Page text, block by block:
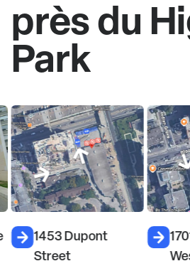
près du
Park
1453 Dupont
Street